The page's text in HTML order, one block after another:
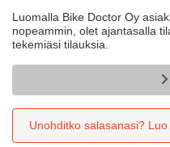
Luomalla Bike Doctor Oy
nopeammin, olet ajantasalla
tekemiäsi tilauksia.
Unohditko salasanasi?